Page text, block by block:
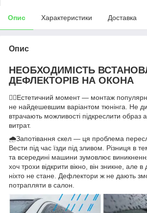
Опис Характеристики Доставка
Опис
НЕОБХОДИМІСТЬ
ДЕФЛЕКТОРІВ НА ОКОНА
👌🏻Естетичний момент — монтаж
не найдешевшим варіантом тюнінга. Не
втрачають можливості підкреслити образ
витрат.
🌧Запотівання скел — ця проблема
Вести під час їзди під зливом. Різниця в
та всередині машини зумовлює
хоч трохи відкрити вікно, він зникне, але
ніхто не стане. Дефлектори ж не дають
потрапляти в салон.